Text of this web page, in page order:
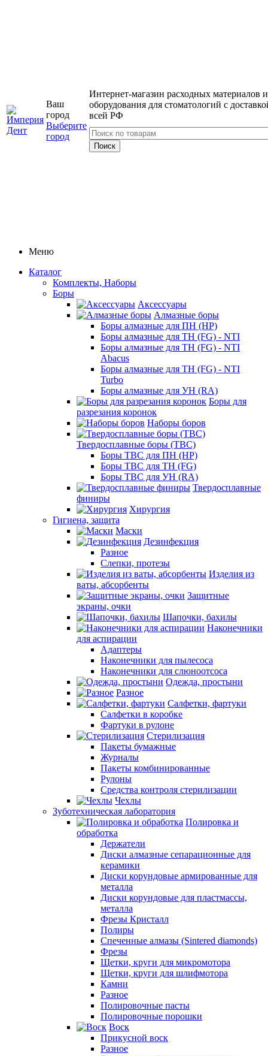
Ваш
город
Выберите
город
Интернет-магазин расходных материалов и
оборудования для стоматологий с
всей РФ
Меню
Каталог
Комплекты, Наборы
Боры
Аксессуары
Алмазные боры
Боры алмазные для ПН (HP)
Боры алмазные для ТН (FG) - NTI
Боры алмазные для ТН (FG) - NTI
Abacus
Боры алмазные для ТН (FG) - NTI
Turbo
Боры алмазные для УН (RA)
Боры для
разрезания коронок
Наборы боров
Твердосплавные боры (ТВС)
Боры ТВС для ПН (HP)
Боры ТВС для ТН (FG)
Боры ТВС для УН (RA)
Твердосплавные
финиры
Хирургия
Гигиена, защита
Маски
Дезинфекция
Разное
Слепки, протезы
Изделия из
ваты, абсорбенты
Защитные
экраны, очки
Шапочки, бахилы
Наконечники
для аспирации
Адаптеры
Наконечники для пылесоса
Наконечники для слюноотсоса
Одежда, простыни
Разное
Салфетки, фартуки
Салфетки в коробке
Фартуки в рулоне
Стерилизация
Пакеты бумажные
Журналы
Пакеты комбинированные
Рулоны
Средства контроля стерилизации
Чехлы
Зуботехническая лаборатория
Полировка и
обработка
Держатели
Диски алмазные сепарационные для
керамики
Диски корундовые армированные для
металла
Диски корундовые для пластмассы,
металла
Фрезы Кристалл
Полиры
Спеченные алмазы (Sintered diamonds)
Фрезы
Щетки, круги для микромотора
Щетки, круги для шлифмотора
Камни
Разное
Полировочные пасты
Полировочные порошки
Воск
Прикусной воск
Разное